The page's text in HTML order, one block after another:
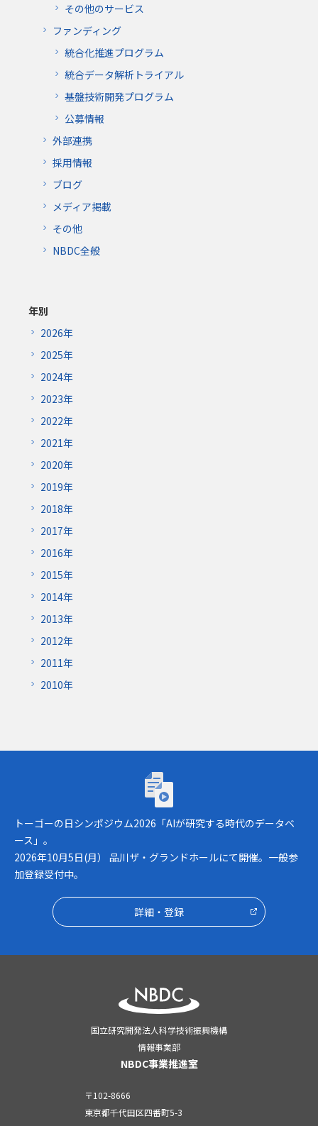
その他のサービス
ファンディング
統合化推進プログラム
統合データ解析トライアル
基盤技術開発プログラム
公募情報
外部連携
採用情報
ブログ
メディア掲載
その他
NBDC全般
年別
2026年
2025年
2024年
2023年
2022年
2021年
2020年
2019年
2018年
2017年
2016年
2015年
2014年
2013年
2012年
2011年
2010年
トーゴーの日シンポジウム2026「AIが研究
トーゴーの日シンポジウム2026「AIが研究する時代のデータベ
ース」。
2026年10月5日(月） 品川ザ・グランドホールにて開催。一般参
加登録受付中。
詳細・登録
国立研究開発法人科学技術振興機構
情報事業部
NBDC事業推進室
〒102-8666
東京都千代田区四番町5-3